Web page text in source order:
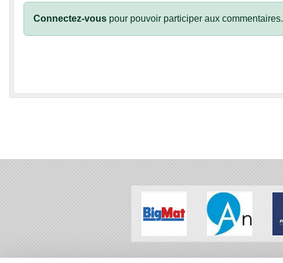
Connectez-vous pour pouvoir participer aux commentaires.